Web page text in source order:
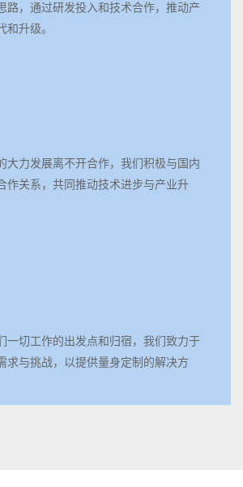
路，通过研发投入和技术合作，推动产
和升级。
大力发展离不开合作，我们积极与国内
作关系，共同推动技术进步与产业升
一切工作的出发点和归宿，我们致力于
求与挑战，以提供量身定制的解决方